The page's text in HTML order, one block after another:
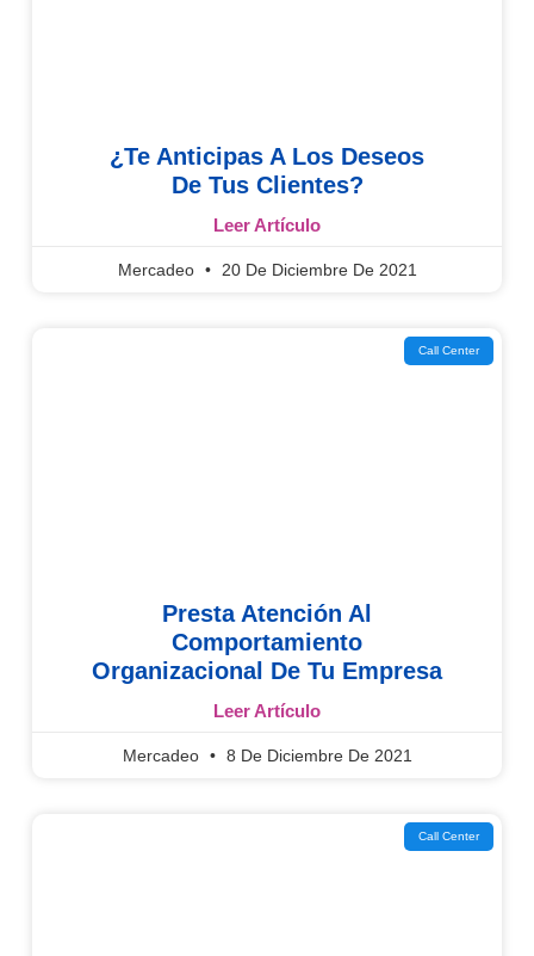
¿Te Anticipas A Los Deseos
De Tus Clientes?
Leer Artículo
Mercadeo 20 De Diciembre De 2021
Call Center
Presta Atención Al
Comportamiento
Organizacional De Tu Empresa
Leer Artículo
Mercadeo 8 De Diciembre De 2021
Call Center